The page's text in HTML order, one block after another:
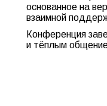
основанное на
взаимной
Конференция
и тёплым